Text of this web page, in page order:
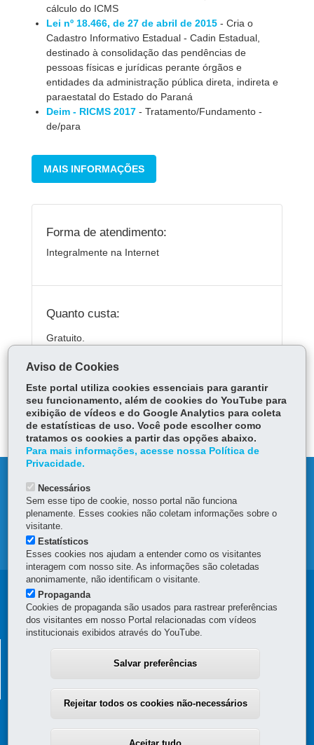
cálculo do ICMS
Lei nº 18.466, de 27 de abril de 2015 - Cria o
Cadastro Informativo Estadual - Cadin Estadual,
destinado à consolidação das pendências de
pessoas físicas e jurídicas perante órgãos e
entidades da administração pública direta, indireta e
paraestatal do Estado do Paraná
Deim - RICMS 2017 - Tratamento/Fundamento -
de/para
MAIS INFORMAÇÕES
Forma de atendimento:
Integralmente na Internet
Quanto custa:
Gratuito.
ÓRGÃO RESPONSÁVEL
DEIXE SUA OPINIÃO
MAPA DO SITE
OUVIDORIA
Navegação
principal
SECRETARIA DA FAZENDA
Av. Vicente Machado, 445 - Centro-80420-902
Aviso de Cookies
Este portal utiliza cookies essenciais para garantir
seu funcionamento, além de cookies do YouTube para
exibição de vídeos e do Google Analytics para coleta
de estatísticas de uso. Você pode escolher como
tratamos os cookies a partir das opções abaixo.
Para mais informações, acesse nossa Política de
Privacidade.
Necessários
Sem esse tipo de cookie, nosso portal não funciona
plenamente. Esses cookies não coletam informações sobre o
visitante.
Estatísticos
Esses cookies nos ajudam a entender como os visitantes
interagem com nosso site. As informações são coletadas
anonimamente, não identificam o visitante.
Propaganda
Cookies de propaganda são usados para rastrear preferências
dos visitantes em nosso Portal relacionadas com vídeos
institucionais exibidos através do YouTube.
Salvar preferências
Rejeitar todos os cookies não-necessários